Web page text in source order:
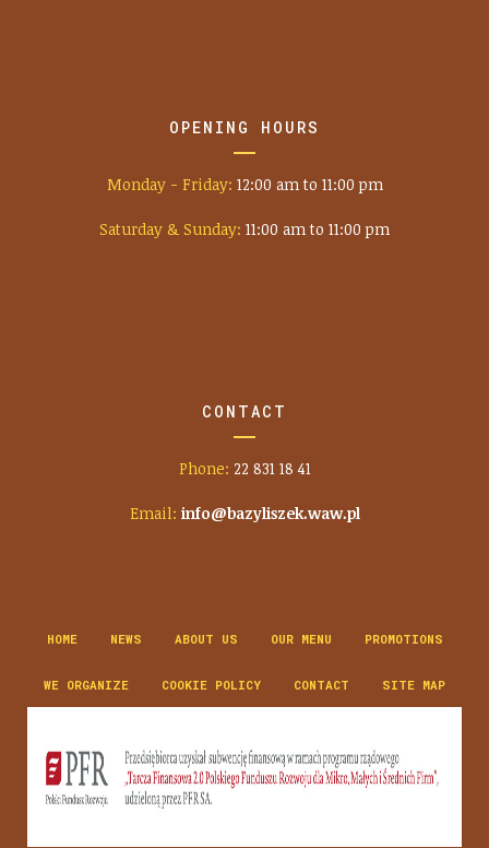
OPENING HOURS
Monday - Friday: 12:00 am to 11:00 pm
Saturday & Sunday: 11:00 am to 11:00 pm
CONTACT
Phone: 22 831 18 41
Email: info@bazyliszek.waw.pl
HOME NEWS ABOUT US OUR MENU PROMOTIONS
WE ORGANIZE COOKIE POLICY CONTACT SITE MAP